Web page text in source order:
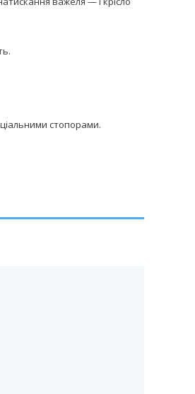
стопорами.